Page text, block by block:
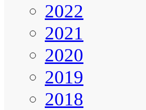
2022
2021
2020
2019
2018